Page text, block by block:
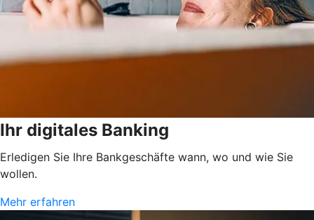
Ihr digitales Banking
Erledigen Sie Ihre Bankgeschäfte wann, wo und wie Sie
wollen.
Mehr erfahren